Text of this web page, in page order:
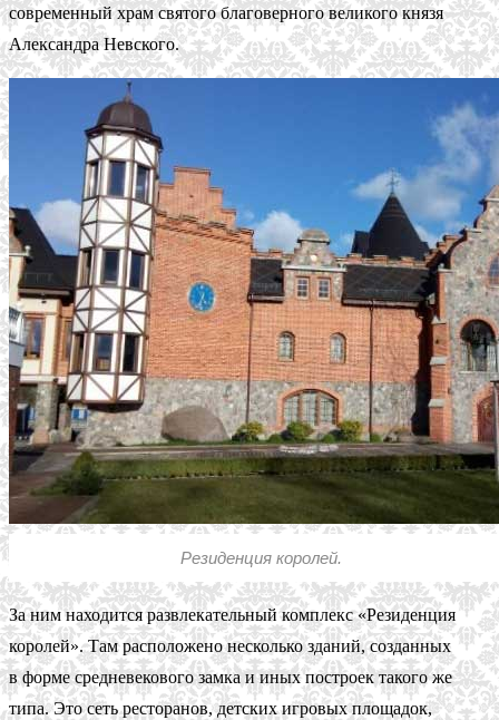
современный храм святого благоверного великого князя
Александра Невского.
Резиденция королей.
За ним находится развлекательный комплекс «Резиденция
королей». Там расположено несколько зданий, созданных
в форме средневекового замка и иных построек такого же
типа. Это сеть ресторанов, детских игровых площадок,